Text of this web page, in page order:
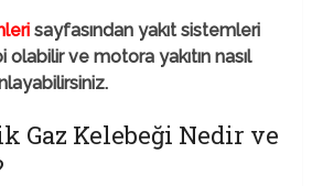
sayfasından yakıt sistemleri
olabilir ve motora yakıtın nasıl
Gaz Kelebeği Nedir ve